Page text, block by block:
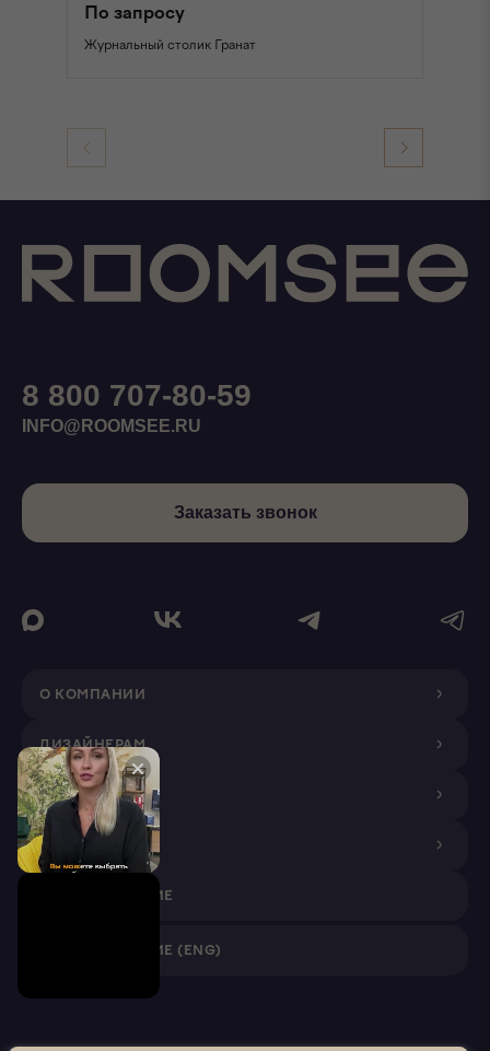
По запросу
Журнальный столик Гранат
О КОМПАНИИ
ДИЗАЙНЕРАМ
ПОКУПАТЕЛЯМ
ПАРТНЕРАМ
VR ПРИЛОЖЕНИЕ
VR ПРИЛОЖЕНИЕ (ENG)
8 800 707-80-59
INFO@ROOMSEE.RU
Заказать звонок